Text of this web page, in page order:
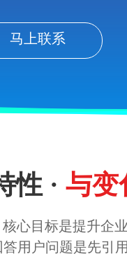
马上联系
性 · 与变
心目标是提升企
用户问题是先引